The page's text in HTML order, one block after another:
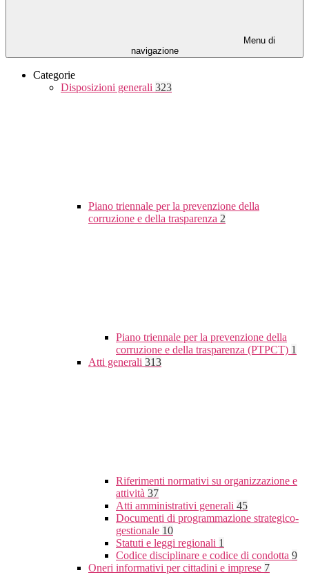
Menu di
navigazione
Categorie
Disposizioni generali 323
Piano triennale per la prevenzione della
corruzione e della trasparenza 2
Piano triennale per la prevenzione della
corruzione e della trasparenza (PTPCT) 1
Atti generali 313
Riferimenti normativi su organizzazione e
attività 37
Atti amministrativi generali 45
Documenti di programmazione strategico-
gestionale 10
Statuti e leggi regionali 1
Codice disciplinare e codice di condotta 9
Oneri informativi per cittadini e imprese 7